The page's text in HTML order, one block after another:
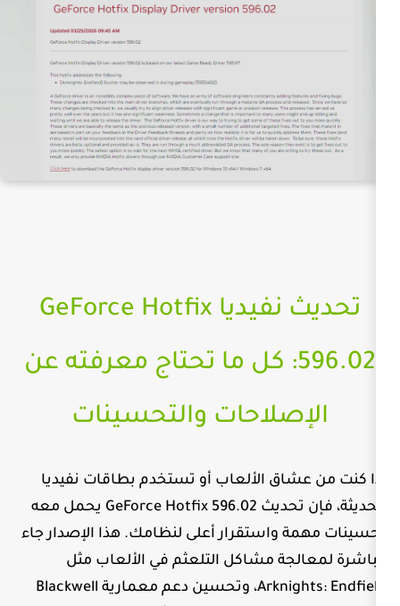
تحديث نفيديا GeForce Hotfix
كل ما تحتاج معرفته عن
والتحسينات
الألعاب أو تستخدم بطاقات نفيديا
GeForce Hotfix 596.02يحمل معه
أعلى لنظامك. هذا الإصدار جاء
مشاكل التلعثم في الألعاب مثل
، وتحسين دعم معماريةBlackwell